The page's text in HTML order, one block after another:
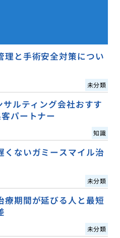
理と手術安全対策につい
未分類
ルティング会社おすす
パートナー
知識
くないガミースマイル治
未分類
療期間が延びる人と最短
未分類